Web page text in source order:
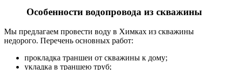
Особенности водопровода из скважины
Мы предлагаем провести воду в Химках из скважины
недорого. Перечень основных работ:
прокладка траншеи от скважины к дому;
укладка в траншею труб;